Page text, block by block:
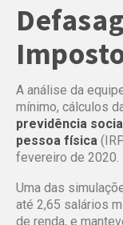
A análise da
mínimo, cálculos
previdência
pessoa física
fevereiro de 2020.
Uma das
até 2,65 salários
de renda, e